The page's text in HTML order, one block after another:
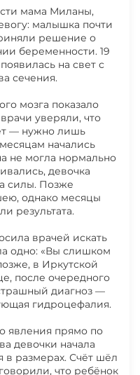
мама Миланы,
малышка почти
решение о
беременности. 19
на свет с
сечения.
мозга показало
уверяли, что
— нужно лишь
начались
не могла нормально
девочка
силы. Позже
однако месяцы
результата.
врачей искать
одно: «Вы слишком
в Иркутской
после очередного
диагноз —
гидроцефалия.
явления прямо по
девочки начала
в размерах. Счёт шёл
что ребёнок
ЖЕГУЛЬСКОЙ